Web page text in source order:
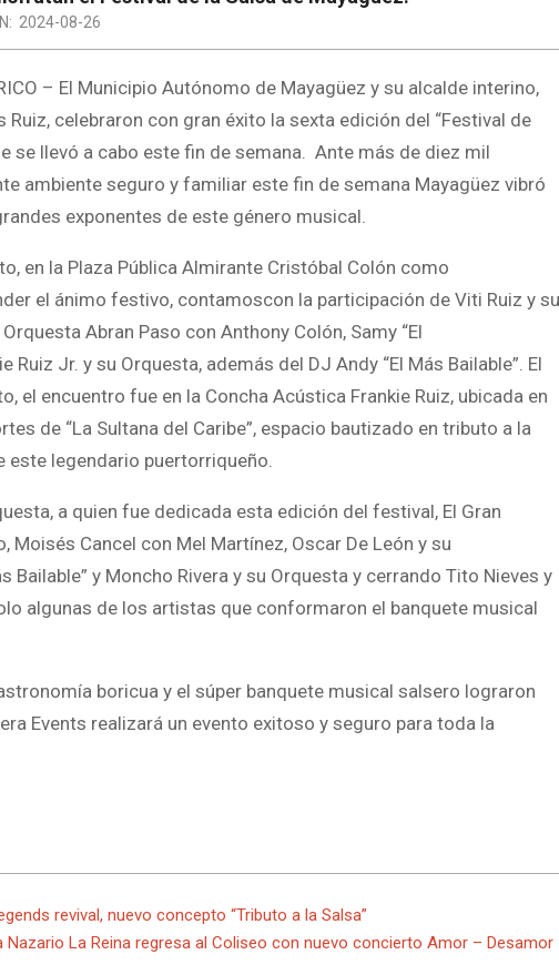
2024-08-26
RICO – El Municipio Autónomo de Mayagüez y su alcalde interino,
Ruiz, celebraron con gran éxito la sexta edición del “Festival de
se llevó a cabo este fin de semana. Ante más de diez mil
ambiente seguro y familiar este fin de semana Mayagüez vibró
exponentes de este género musical.
en la Plaza Pública Almirante Cristóbal Colón como
el ánimo festivo, contamoscon la participación de Viti Ruiz y su
Abran Paso con Anthony Colón, Samy “El
Ruiz Jr. y su Orquesta, además del DJ Andy “El Más Bailable”. El
el encuentro fue en la Concha Acústica Frankie Ruiz, ubicada en
de “La Sultana del Caribe”, espacio bautizado en tributo a la
este legendario puertorriqueño.
a quien fue dedicada esta edición del festival, El Gran
Moisés Cancel con Mel Martínez, Oscar De León y su
Bailable” y Moncho Rivera y su Orquesta y cerrando Tito Nieves y
algunas de los artistas que conformaron el banquete musical
boricua y el súper banquete musical salsero lograron
Events realizará un evento exitoso y seguro para toda la
revival, nuevo concepto “Tributo a la Salsa”
Nazario La Reina regresa al Coliseo con nuevo concierto Amor – Desamor